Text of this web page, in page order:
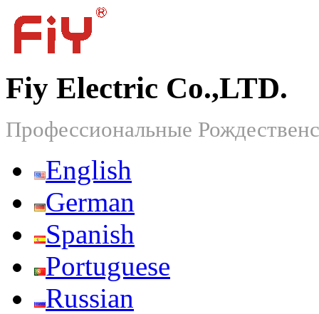
Fiy Electric Co.,LTD.
Профессиональные
English
German
Spanish
Portuguese
Russian